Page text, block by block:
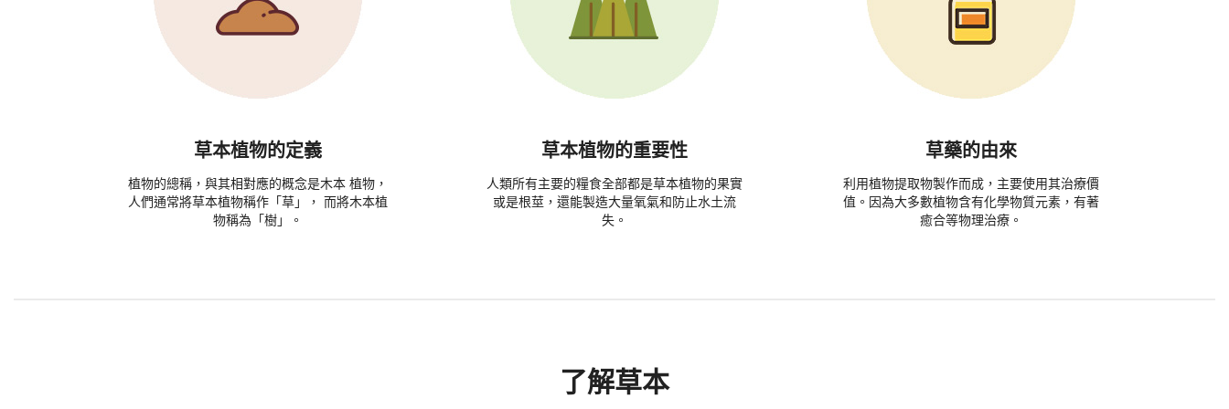
草本植物的定義
植物的總稱，與其相對應的概念是木本 植物，
人們通常將草本植物稱作「草」， 而將木本植
物稱為「樹」。
草本植物的重要性
人類所有主要的糧食全部都是草本植物的果實
或是根莖，還能製造大量氧氣和防止水土流
失。
草藥的由來
利用植物提取物製作而成，主要使用其治療價
值。因為大多數植物含有化學物質元素，有著
癒合等物理治療。
了解草本